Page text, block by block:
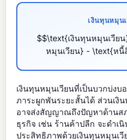
เงินทุนหมุน
$$\text{เงินทุนหมุนเวีย
หมุนเวียน} - \text{หนี้
เงินทุนหมุนเวียนที่เป็นบวกบ่งบ
ภาระผูกพันระยะสั้นได้ ส่วนเงิ
อาจส่งสัญญาณถึงปัญหาด้านส
ธุรกิจ เช่น ร้านค้าปลีก จะดำเ
ประสิทธิภาพด้วยเงินทุนหมุนเ